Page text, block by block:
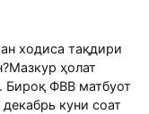
ходиса тақдири
ҳолат
Бироқ ФВВ матбуот
куни соат